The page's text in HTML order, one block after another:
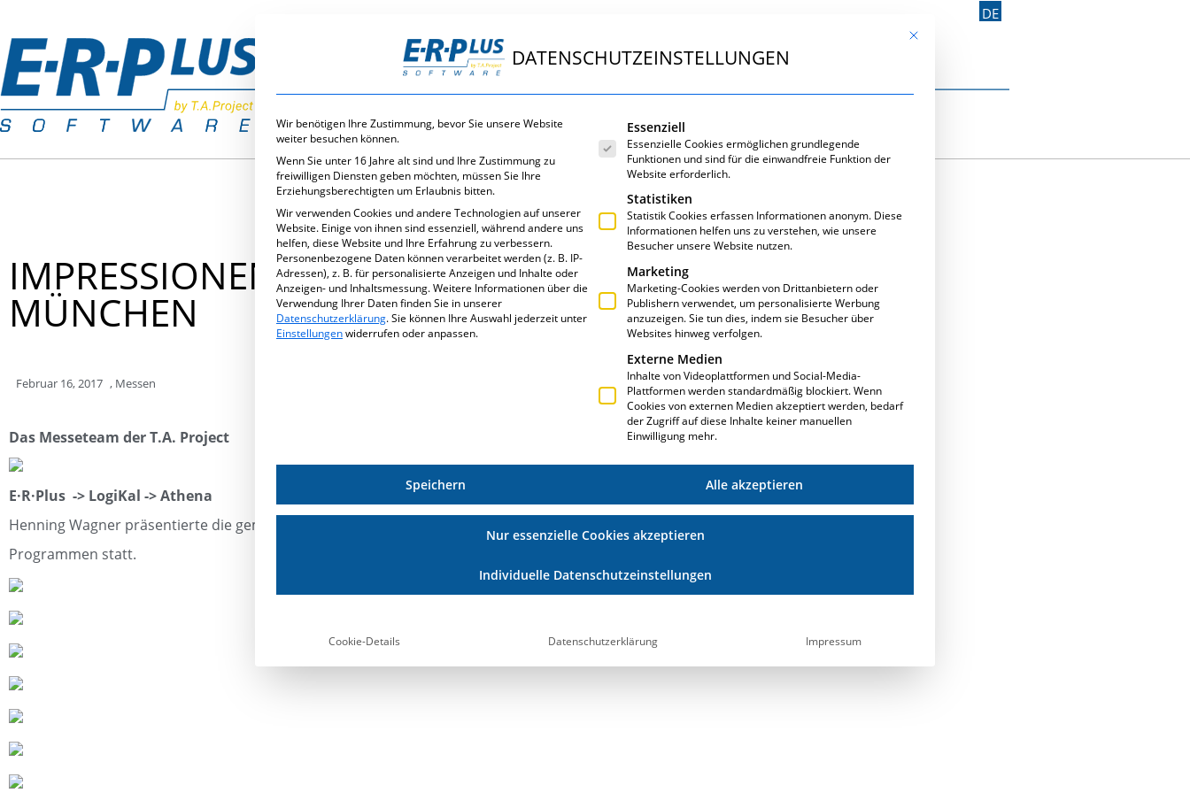
DE
IMPRESSIONEN VON DER BAU 2017 IN
MÜNCHEN
Februar 16, 2017 , Messen
Das Messeteam der T.A. Project
E·R·Plus -> LogiKal -> Athena
Henning Wagner präsentierte die gemeinsame Projektquelle. Änderungen finden gleichzeitig in allen drei
Programmen statt.
Mit diesem Button wird der Dialog geschlossen. Seine
DATENSCHUTZEINSTELLUNGEN
Wir benötigen Ihre Zustimmung, bevor Sie unsere Website
weiter besuchen können.
Wenn Sie unter 16 Jahre alt sind und Ihre Zustimmung zu
freiwilligen Diensten geben möchten, müssen Sie Ihre
Erziehungsberechtigten um Erlaubnis bitten.
Wir verwenden Cookies und andere Technologien auf unserer
Website. Einige von ihnen sind essenziell, während andere uns
helfen, diese Website und Ihre Erfahrung zu verbessern.
Personenbezogene Daten können verarbeitet werden (z. B. IP-
Adressen), z. B. für personalisierte Anzeigen und Inhalte oder
Anzeigen- und Inhaltsmessung.Weitere Informationen über die
Verwendung Ihrer Daten finden Sie in unserer
Datenschutzerklärung.Sie können Ihre Auswahl jederzeit unter
Einstellungenwiderrufen oder anpassen.
Es folgt eine Liste der Service-Gruppen, für die eine Einwilligung erteilt werden kann.
Essenziell
Essenzielle Cookies ermöglichen grundlegende
Funktionen und sind für die einwandfreie Funktion der
Website erforderlich.
Statistiken
Statistik Cookies erfassen Informationen anonym. Diese
Informationen helfen uns zu verstehen, wie unsere
Besucher unsere Website nutzen.
Marketing
Marketing-Cookies werden von Drittanbietern oder
Publishern verwendet, um personalisierte Werbung
anzuzeigen. Sie tun dies, indem sie Besucher über
Websites hinweg verfolgen.
Externe Medien
Inhalte von Videoplattformen und Social-Media-
Plattformen werden standardmäßig blockiert. Wenn
Cookies von externen Medien akzeptiert werden, bedarf
der Zugriff auf diese Inhalte keiner manuellen
Einwilligung mehr.
Speichern Alle akzeptieren
Nur essenzielle Cookies akzeptieren
Individuelle Datenschutzeinstellungen
Cookie-Details Datenschutzerklärung Impressum